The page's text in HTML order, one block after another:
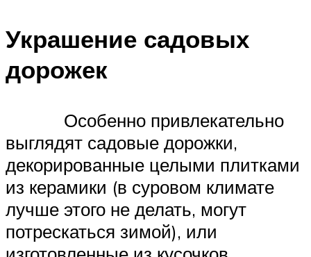
Украшение садовых
дорожек
Особенно привлекательно
выглядят садовые дорожки,
декорированные целыми плитками
из керамики (в суровом климате
лучше этого не делать, могут
потрескаться зимой), или